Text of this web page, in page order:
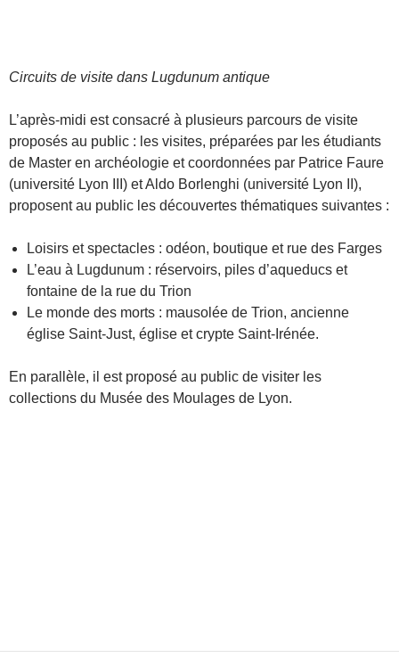
Circuits de visite dans Lugdunum antique
L’après-midi est consacré à plusieurs parcours de visite
proposés au public : les visites, préparées par les étudiants
de Master en archéologie et coordonnées par Patrice Faure
(université Lyon III) et Aldo Borlenghi (université Lyon II),
proposent au public les découvertes thématiques suivantes :
Loisirs et spectacles : odéon, boutique et rue des Farges
L’eau à Lugdunum : réservoirs, piles d’aqueducs et
fontaine de la rue du Trion
Le monde des morts : mausolée de Trion, ancienne
église Saint-Just, église et crypte Saint-Irénée.
En parallèle, il est proposé au public de visiter les
collections du Musée des Moulages de Lyon.